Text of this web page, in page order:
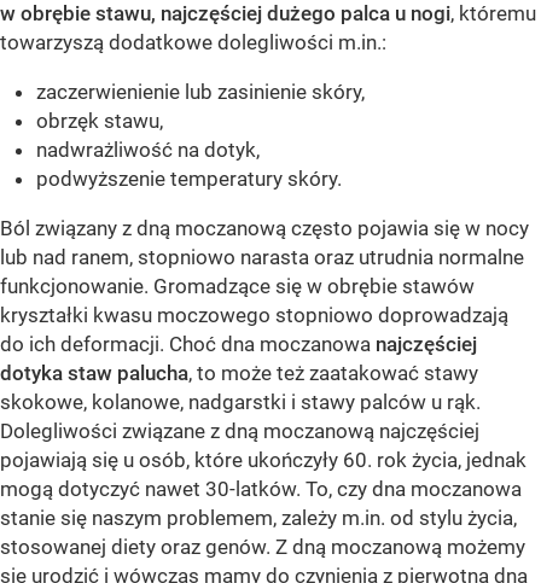
w obrębie stawu, najczęściej dużego palca u nogi, któremu
towarzyszą dodatkowe dolegliwości m.in.:
zaczerwienienie lub zasinienie skóry,
obrzęk stawu,
nadwrażliwość na dotyk,
podwyższenie temperatury skóry.
Ból związany z dną moczanową często pojawia się w nocy
lub nad ranem, stopniowo narasta oraz utrudnia normalne
funkcjonowanie. Gromadzące się w obrębie stawów
kryształki kwasu moczowego stopniowo doprowadzają
do ich deformacji. Choć dna moczanowa najczęściej
dotyka staw palucha, to może też zaatakować stawy
skokowe, kolanowe, nadgarstki i stawy palców u rąk.
Dolegliwości związane z dną moczanową najczęściej
pojawiają się u osób, które ukończyły 60. rok życia, jednak
mogą dotyczyć nawet 30-latków. To, czy dna moczanowa
stanie się naszym problemem, zależy m.in. od stylu życia,
stosowanej diety oraz genów. Z dną moczanową możemy
się urodzić i wówczas mamy do czynienia z pierwotną dną